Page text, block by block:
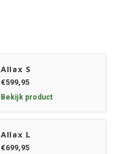
Allax S
€599,95
Bekijk product
Allax L
€699,95